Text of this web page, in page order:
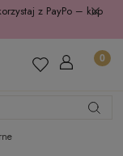
z PayPo – kup